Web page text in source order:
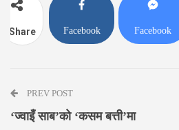
Share Facebook Facebook
PREV POST
‘ज्वाइँ साब’को ‘कसम बत्ती’मा